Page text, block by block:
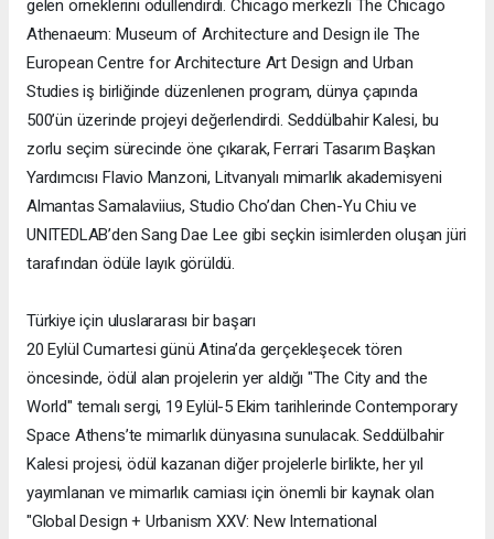
gelen örneklerini ödüllendirdi. Chicago merkezli The Chicago
Athenaeum: Museum of Architecture and Design ile The
European Centre for Architecture Art Design and Urban
Studies iş birliğinde düzenlenen program, dünya çapında
500’ün üzerinde projeyi değerlendirdi. Seddülbahir Kalesi, bu
zorlu seçim sürecinde öne çıkarak, Ferrari Tasarım Başkan
Yardımcısı Flavio Manzoni, Litvanyalı mimarlık akademisyeni
Almantas Samalaviius, Studio Cho’dan Chen-Yu Chiu ve
UNITEDLAB’den Sang Dae Lee gibi seçkin isimlerden oluşan jüri
tarafından ödüle layık görüldü.
Türkiye için uluslararası bir başarı
20 Eylül Cumartesi günü Atina’da gerçekleşecek tören
öncesinde, ödül alan projelerin yer aldığı "The City and the
World" temalı sergi, 19 Eylül-5 Ekim tarihlerinde Contemporary
Space Athens’te mimarlık dünyasına sunulacak. Seddülbahir
Kalesi projesi, ödül kazanan diğer projelerle birlikte, her yıl
yayımlanan ve mimarlık camiası için önemli bir kaynak olan
"Global Design + Urbanism XXV: New International